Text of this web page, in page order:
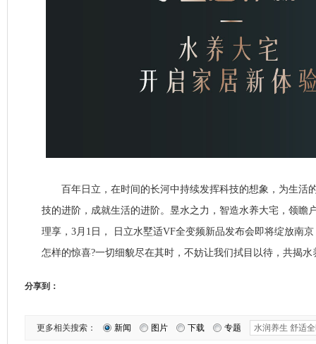
百年日立，在时间的长河中持续发挥科技的想象，为生活
技的进阶，成就生活的进阶。昱水之力，智造水养大宅，领瞻
理享，3月1日， 日立水墅适VF全变频新品发布会即将绽放南
怎样的惊喜?一切细貌尽在其时，不妨让我们拭目以待，共揭
分享到：
更多相关搜索： 新闻 图片 下载 专题